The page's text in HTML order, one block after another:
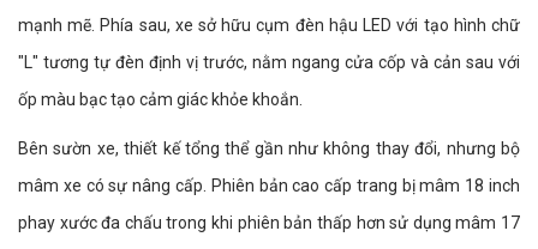
mạnh mẽ. Phía sau, xe sở hữu cụm đèn hậu LED với tạo hình chữ
"L" tương tự đèn định vị trước, nằm ngang cửa cốp và cản sau với
ốp màu bạc tạo cảm giác khỏe khoắn.
Bên sườn xe, thiết kế tổng thể gần như không thay đổi, nhưng bộ
mâm xe có sự nâng cấp. Phiên bản cao cấp trang bị mâm 18 inch
phay xước đa chấu trong khi phiên bản thấp hơn sử dụng mâm 17